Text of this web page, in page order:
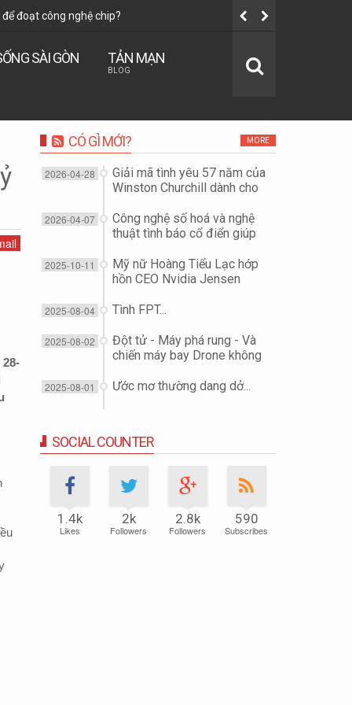
đoạt công nghệ chip?
SÀI GÒN TẢN MẠN
BLOG
CÓ GÌ MỚI? MORE
Giải mã tình yêu 57 năm của
Winston Churchill dành cho
2026-04-28
Công nghệ số hoá và nghệ
thuật tình báo cổ điển giúp
15E" như thế nào?
2026-04-07
Mỹ nữ Hoàng Tiểu Lạc hớp
hồn CEO Nvidia Jensen
chip?
2025-10-11
Tình FPT...
2025-08-04
Đột tử - Máy phá rung - Và
chiến máy bay Drone không
2025-08-02
Ước mơ thường dang dở...
2025-08-01
SOCIAL COUNTER
1.4k
Likes
2k
Followers
2.8k
Followers
590
Subscribes